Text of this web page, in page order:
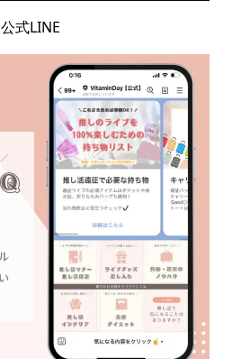
公式LINE